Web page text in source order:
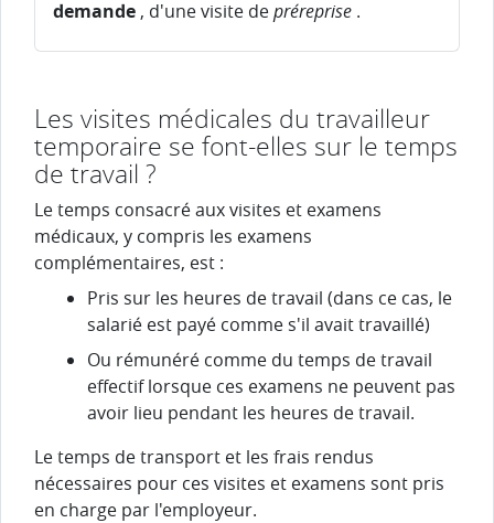
demande , d'une visite depréreprise .
Les visites médicales du travailleur
temporaire se font-elles sur le temps
de travail ?
Le temps consacré aux visites et examens
médicaux, y compris les examens
complémentaires, est :
Pris sur les heures de travail (dans ce cas, le
salarié est payé comme s'il avait travaillé)
Ou rémunéré comme du temps de travail
effectif lorsque ces examens ne peuvent pas
avoir lieu pendant les heures de travail.
Le temps de transport et les frais rendus
nécessaires pour ces visites et examens sont pris
en charge par l'employeur.